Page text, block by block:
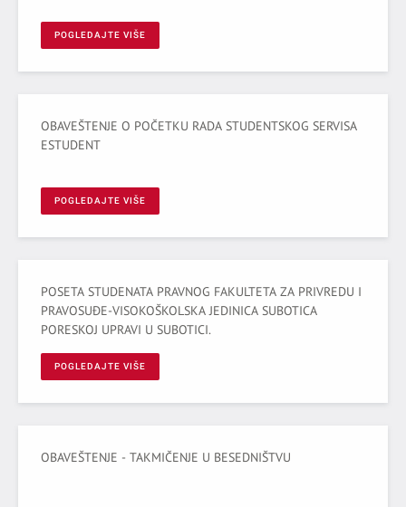
POGLEDAJTE VIŠE
OBAVEŠTENJE O POČETKU RADA STUDENTSKOG SERVISA
ESTUDENT
POGLEDAJTE VIŠE
POSETA STUDENATA PRAVNOG FAKULTETA ZA PRIVREDU I
PRAVOSUĐE-VISOKOŠKOLSKA JEDINICA SUBOTICA
PORESKOJ UPRAVI U SUBOTICI.
POGLEDAJTE VIŠE
OBAVEŠTENJE - TAKMIČENJE U BESEDNIŠTVU